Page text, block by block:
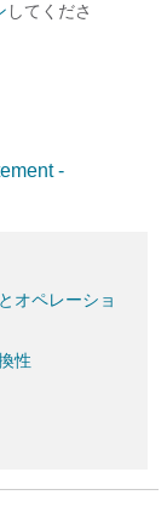
してくださ
-
オペレーショ
性